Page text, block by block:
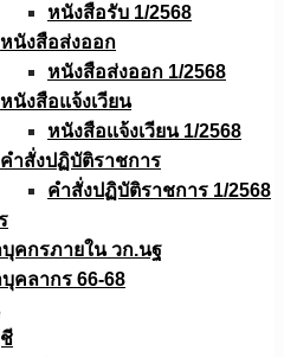
หนังสือรับ 1/2568
หนังสือส่งออก
หนังสือส่งออก 1/2568
หนังสือแจ้งเวียน
หนังสือเเจ้งเวียน 1/2568
คำสั่งปฏิบัติราชการ
คำสั่งปฏิบัติราชการ 1/2568
คกรภายใน วก.นฐ
คลากร 66-68